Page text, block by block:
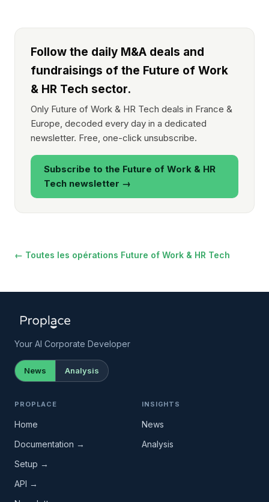
Follow the daily M&A deals and
fundraisings of the Future of Work
& HR Tech sector.
Only Future of Work & HR Tech deals in France &
Europe, decoded every day in a dedicated
newsletter. Free, one-click unsubscribe.
Subscribe to the Future of Work & HR
Tech newsletter →
← Toutes les opérations Future of Work & HR Tech
Your AI Corporate Developer
News Analysis
PROPLACE
Home
Documentation →
Setup →
API →
INSIGHTS
News
Analysis